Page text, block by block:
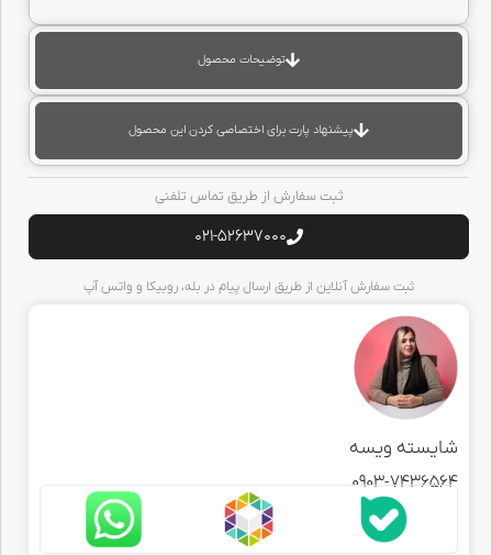
توضیحات محصول
پیشنهاد پارت برای اختصاصی کردن این محصول
ثبت سفارش از طریق تماس تلفنی
021-52637000
ثبت سفارش آنلاین از طریق ارسال پیام در بله، روبیکا و واتس آپ
شایسته ویسه
0903-7436564